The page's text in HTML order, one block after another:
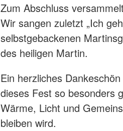
Zum Abschluss
Wir sangen zuletzt „Ich
selbstgebackenen
des heiligen Martin.
Ein herzliches
dieses Fest so besonders
Wärme, Licht und
bleiben wird.